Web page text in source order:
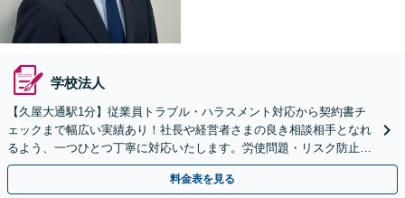
学校法人
【久屋大通駅1分】従業員トラブル・ハラスメント対応から契約書チ
ェックまで幅広い実績あり！社長や経営者さまの良き相談相手となれ
るよう、一つひとつ丁寧に対応いたします。労使問題・リスク防止に
も強い【休日・夜間対応可】【電話・WEB面談】
料金表を見る